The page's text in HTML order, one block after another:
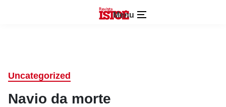
Menu
Uncategorized
Navio da morte